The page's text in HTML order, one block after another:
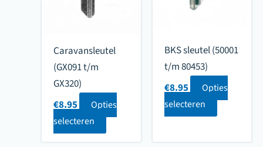
Caravansleutel
(GX091 t/m
GX320)
€8.95
Opties
selecteren
BKS sleutel (50001
t/m 80453)
€8.95
Opties
selecteren